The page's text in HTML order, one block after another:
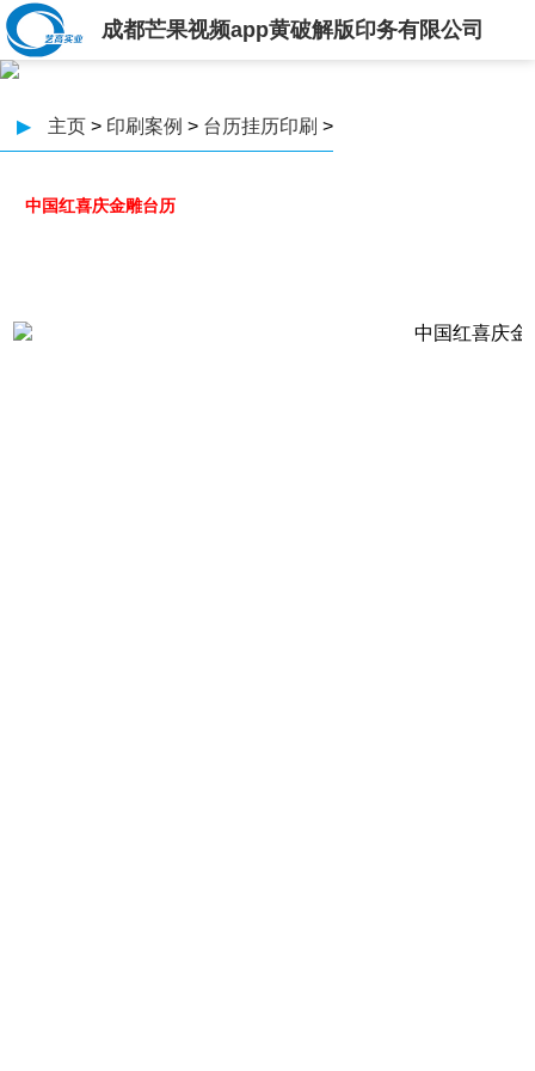
成都芒果视频app黄破解版印务有限公司
▶ 主页 > 印刷案例 > 台历挂历印刷 >
中国红喜庆金雕台历